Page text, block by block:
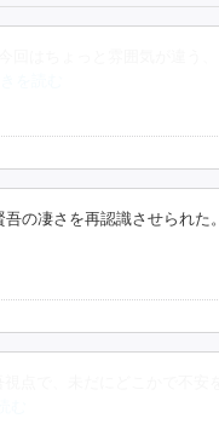
の凄さを再認識させられた
む